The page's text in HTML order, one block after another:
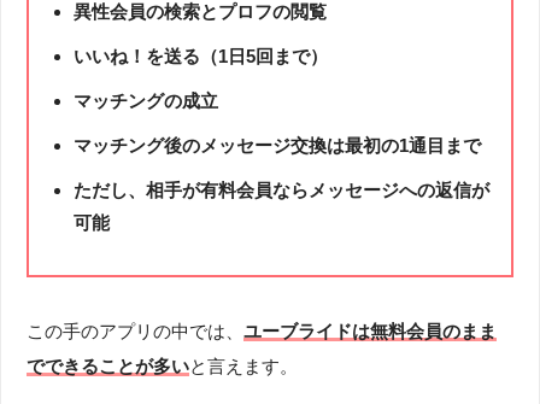
異性会員の検索とプロフの閲覧
いいね！を送る（1日5回まで）
マッチングの成立
マッチング後のメッセージ交換は最初の1通目まで
ただし、相手が有料会員ならメッセージへの返信が
可能
この手のアプリの中では、ユーブライドは無料会員のまま
でできることが多いと言えます。